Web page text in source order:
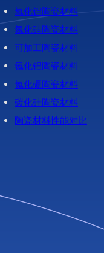
氧化铝陶瓷材料
氮化硅陶瓷材料
可加工陶瓷材料
氮化铝陶瓷材料
氮化硼陶瓷材料
碳化硅陶瓷材料
陶瓷材料性能对比